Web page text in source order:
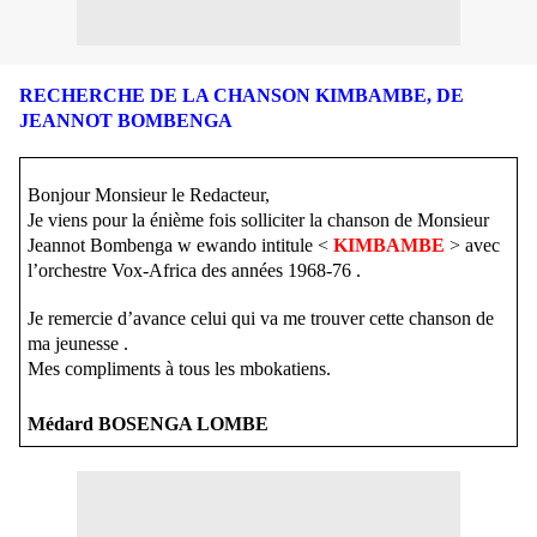
RECHERCHE DE LA CHANSON KIMBAMBE, DE
JEANNOT BOMBENGA
Bonjour Monsieur le Redacteur,
Je viens pour la énième fois solliciter la chanson de Monsieur
Jeannot Bombenga w ewando intitule < KIMBAMBE > avec
l’orchestre Vox-Africa des années 1968-76 .
Je remercie d’avance celui qui va me trouver cette chanson de
ma jeunesse .
Mes compliments à tous les mbokatiens.
Médard BOSENGA LOMBE